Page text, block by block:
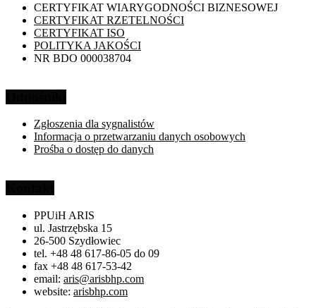
CERTYFIKAT WIARYGODNOŚCI BIZNESOWEJ
CERTYFIKAT RZETELNOŚCI
CERTYFIKAT ISO
POLITYKA JAKOŚCI
NR BDO 000038704
Zgłoszenia dla sygnalistów
Informacja o przetwarzaniu danych osobowych
Prośba o dostęp do danych
PPUiH ARIS
ul. Jastrzębska 15
26-500 Szydłowiec
tel. +48 48 617-86-05 do 09
fax +48 48 617-53-42
email: aris@arisbhp.com
website: arisbhp.com